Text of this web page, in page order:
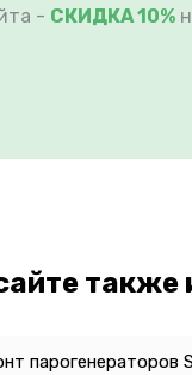
- СКИДКА 10%
также
парогенераторов